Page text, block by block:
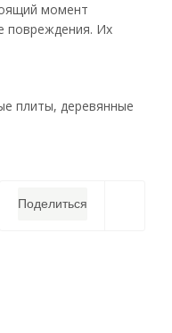
момент
повреждения. Их
плиты, деревянные
Поделиться